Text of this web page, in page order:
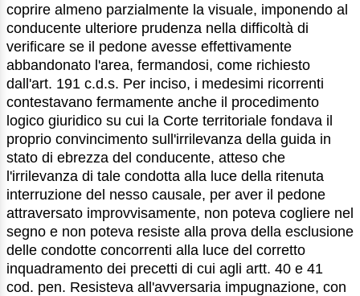
coprire almeno parzialmente la visuale, imponendo al
conducente ulteriore prudenza nella difficoltà di
verificare se il pedone avesse effettivamente
abbandonato l'area, fermandosi, come richiesto
dall'art. 191 c.d.s. Per inciso, i medesimi ricorrenti
contestavano fermamente anche il procedimento
logico giuridico su cui la Corte territoriale fondava il
proprio convincimento sull'irrilevanza della guida in
stato di ebrezza del conducente, atteso che
l'irrilevanza di tale condotta alla luce della ritenuta
interruzione del nesso causale, per aver il pedone
attraversato improvvisamente, non poteva cogliere nel
segno e non poteva resiste alla prova della esclusione
delle condotte concorrenti alla luce del corretto
inquadramento dei precetti di cui agli artt. 40 e 41
cod. pen. Resisteva all'avversaria impugnazione, con